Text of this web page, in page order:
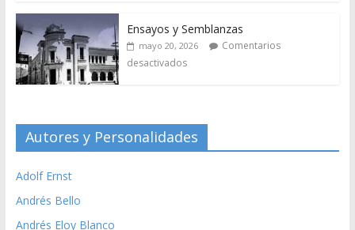
Ensayos y Semblanzas
mayo 20, 2026
Comentarios
desactivados
Autores y Personalidades
Adolf Ernst
Andrés Bello
Andrés Eloy Blanco